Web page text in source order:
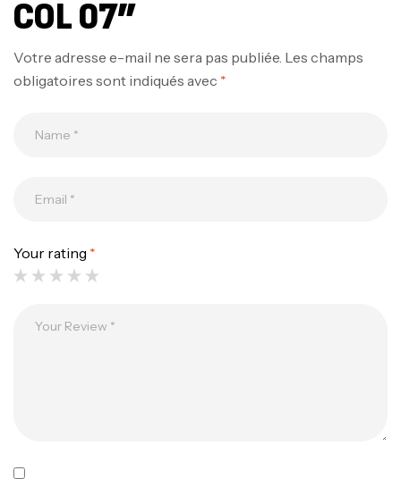
COL 07”
Votre adresse e-mail ne sera pas publiée. Les champs
obligatoires sont indiqués avec *
Your rating *
1.83m 120/250gr 30kg